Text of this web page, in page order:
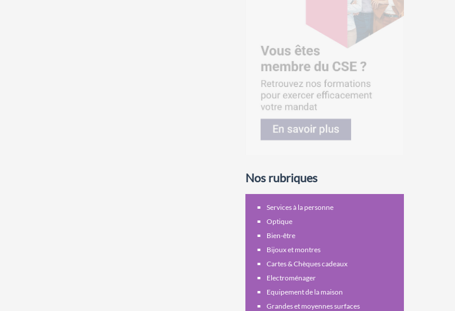
Nos rubriques
Services à la personne
Optique
Bien-être
Bijoux et montres
Cartes & Chèques cadeaux
Electroménager
Equipement de la maison
Grandes et moyennes surfaces